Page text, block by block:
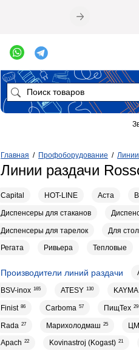
Главная / Профоборудование /
Линии раздачи
Capital HOT-LINE Аста
Диспенсеры для стаканов
Диспенсеры для тарелок Для
Регата Ривьера Тепловые
Производители линий раздачи
BSV-inox 165 ATESY 130
Finist 86 Carboma 57 ПищТех 29
Rada 27 Марихолодмаш 25
Apach 22 Kovinastroj (Kogast) 21